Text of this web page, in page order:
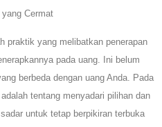
Cermat
praktik yang melibatkan penerapan
pada uang. Ini belum
berbeda dengan uang Anda. Pada
tentang menyadari pilihan dan
untuk tetap berpikiran terbuka